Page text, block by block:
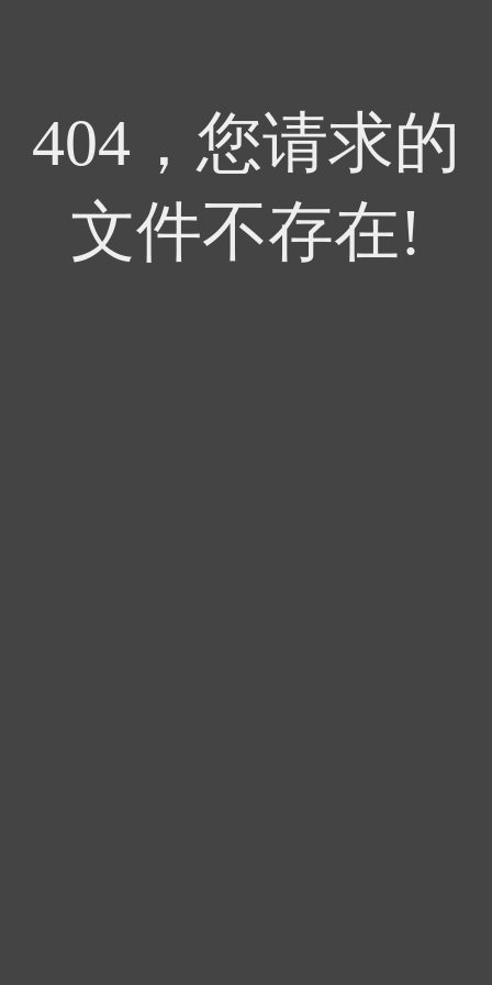
404，您请求的
文件不存在!